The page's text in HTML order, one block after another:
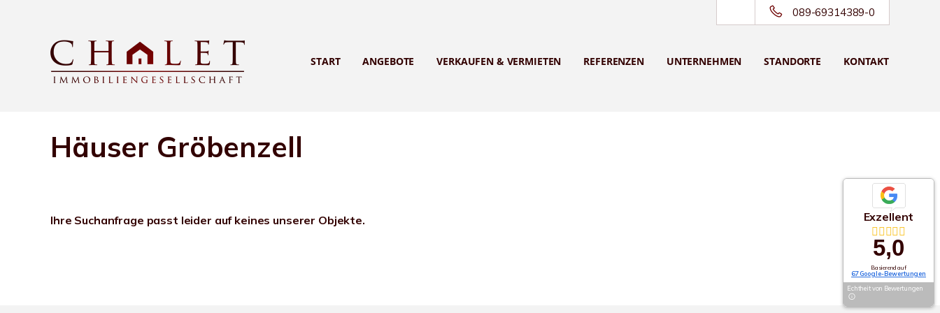
089-69314389-0
START ANGEBOTE VERKAUFEN & VERMIETEN REFERENZEN UNTERNEHMEN STANDORTE KONTAKT
Häuser Gröbenzell
Ihre Suchanfrage passt leider auf keines unserer Objekte. Exzellent
5,0
Basierend auf
67 Google-Bewertungen
Echtheit von Bewertungen